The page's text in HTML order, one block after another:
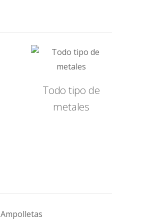
Todo tipo de
metales
Ampolletas